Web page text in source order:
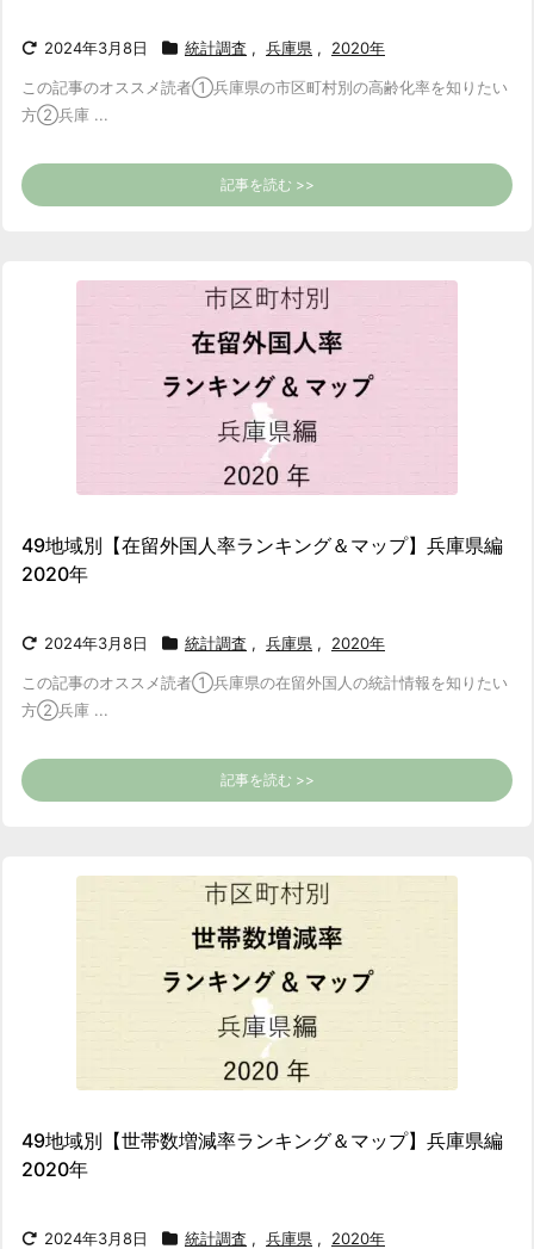
2024年3月8日 統計調査 , 兵庫県 , 2020年
この記事のオススメ読者①兵庫県の市区町村別の高齢化率を知りたい
方②兵庫 ...
記事を読む >>
49地域別【在留外国人率ランキング＆マップ】兵庫県編
2020年
2024年3月8日 統計調査 , 兵庫県 , 2020年
この記事のオススメ読者①兵庫県の在留外国人の統計情報を知りたい
方②兵庫 ...
記事を読む >>
49地域別【世帯数増減率ランキング＆マップ】兵庫県編
2020年
2024年3月8日 統計調査 , 兵庫県 , 2020年